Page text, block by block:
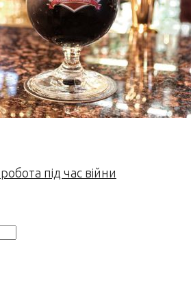
під час війни